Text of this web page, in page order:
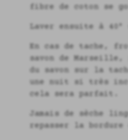
fibre de coton se
Laver ensuite à 40°
En cas de tache,
savon de
du savon sur la
une nuit si très
cela sera parfait.
Jamais de sèche
repasser la bordure